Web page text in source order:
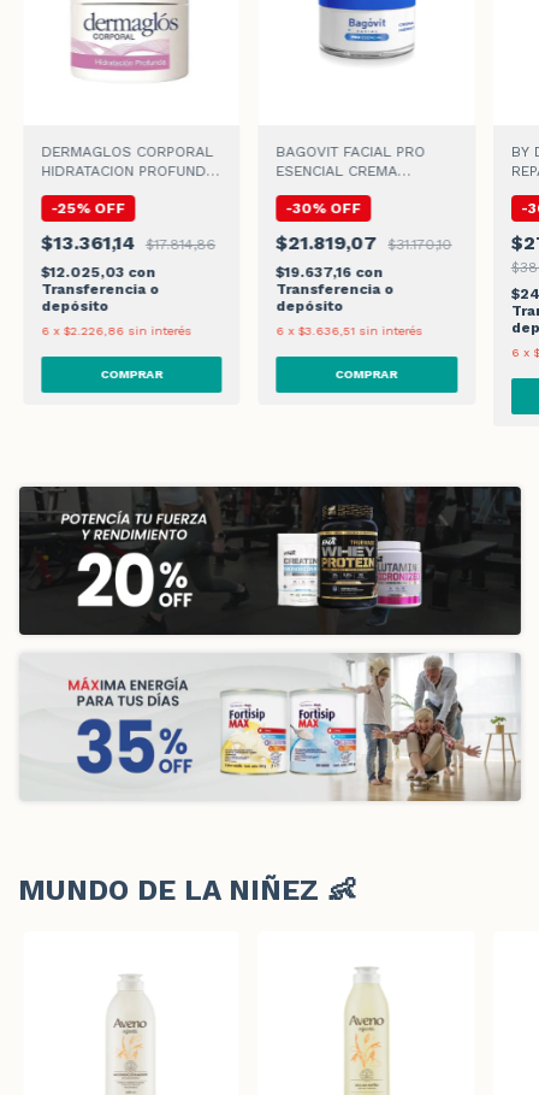
DERMAGLOS CORPORAL
HIDRATACION PROFUNDA
-25% OFF
$13.361,14
$17.814,86
$12.025,03 con
Transferencia o
depósito
6 x $2.226,86 sin interés
BAGOVIT FACIAL PRO
ESENCIAL CREMA
-30% OFF
$21.819,07
$31.170,10
$19.637,16 con
Transferencia o
depósito
6 x $3.636,51 sin interés
BY
-
6 x
MUNDO DE LA NIÑEZ 👶